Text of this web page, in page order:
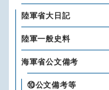
陸軍省大日記
陸軍一般史料
海軍省公文備考
⑩公文備考等